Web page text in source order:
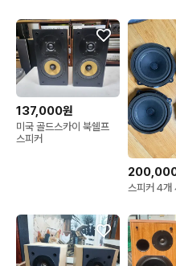
137,000원
미국 골드스카이 북쉘프
스피커
스피커 4개